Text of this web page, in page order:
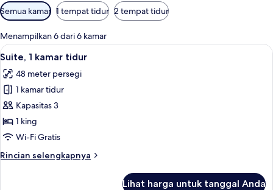
Filter
tersedia
untuk
kamar
Semua kamar 1 tempat tidur 2 tempat tidur
Menampilkan 6 dari 6 kamar
Lihat
semua
foto
untuk
Suite,
1
kamar
6
Suite, 1 kamar tidur
48 meter persegi
1 kamar tidur
Kapasitas 3
1 king
Wi-Fi Gratis
Rincian selengkapnya
Rincian
Lihat harga untuk tanggal Anda